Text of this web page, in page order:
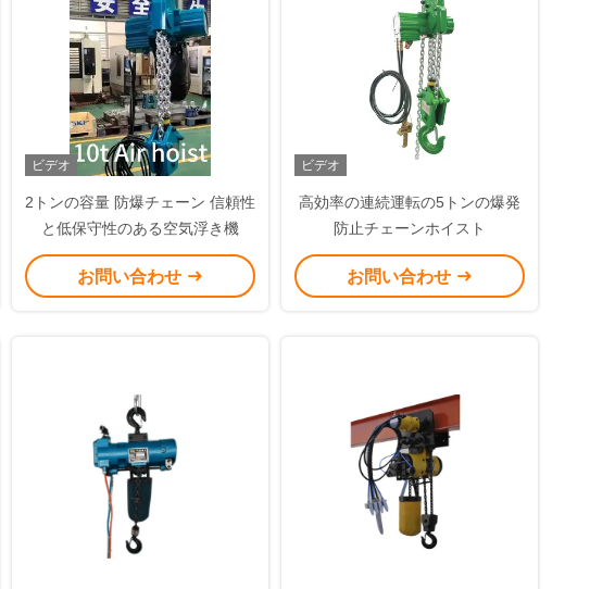
ビデオ
2トンの容量 防爆チェーン 信頼性
と低保守性のある空気浮き機
お問い合わせ
ビデオ
高効率の連続運転の5トンの爆発
防止チェーンホイスト
お問い合わせ